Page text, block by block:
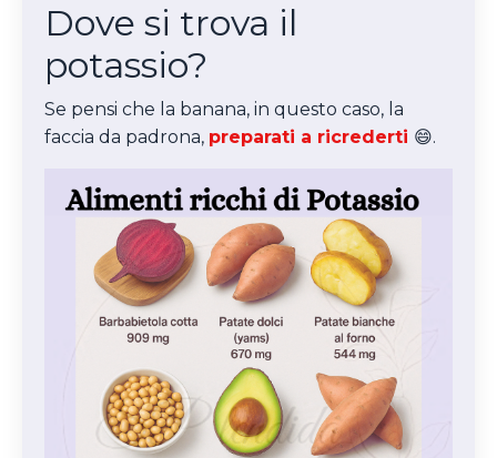
Dove si trova il
potassio?
Se pensi che la banana, in questo caso, la
faccia da padrona, preparati a ricrederti 😄.